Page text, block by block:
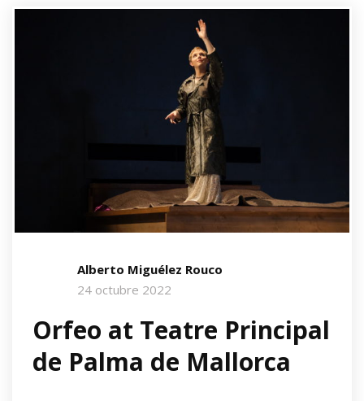
Alberto Miguélez Rouco
24 octubre 2022
Orfeo at Teatre Principal
de Palma de Mallorca